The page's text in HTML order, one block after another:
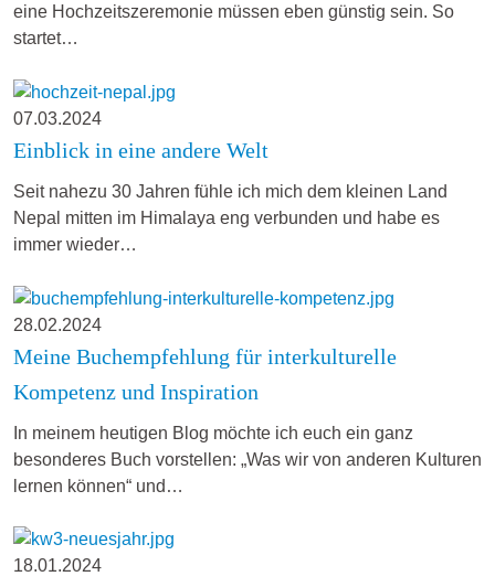
eine Hochzeitszeremonie müssen eben günstig sein. So
startet…
07.03.2024
Einblick in eine andere Welt
Seit nahezu 30 Jahren fühle ich mich dem kleinen Land
Nepal mitten im Himalaya eng verbunden und habe es
immer wieder…
28.02.2024
Meine Buchempfehlung für interkulturelle
Kompetenz und Inspiration
In meinem heutigen Blog möchte ich euch ein ganz
besonderes Buch vorstellen: „Was wir von anderen Kulturen
lernen können“ und…
18.01.2024